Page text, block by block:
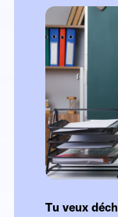
Tu veux